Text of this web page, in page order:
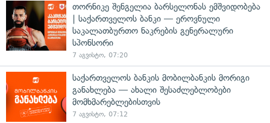
თორნიკე შენგელია ბარსელონას ემშვიდობება
| საქართველოს ბანკი — ეროვნული
საკალათბურთო ნაკრების გენერალური
სპონსორი
7 აგვისტო, 07:20
საქართველოს ბანკის მობილბანკის მორიგი
განახლება — ახალი შესაძლებლობები
მომხმარებლებისთვის
7 აგვისტო, 07:12